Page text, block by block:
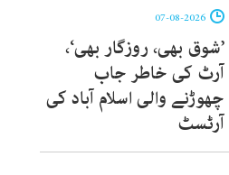
’شوق بھی، روزگار بھی‘،
آرٹ کی خاطر جاب
چھوڑنے والی اسلام آباد کی
آرٹسٹ